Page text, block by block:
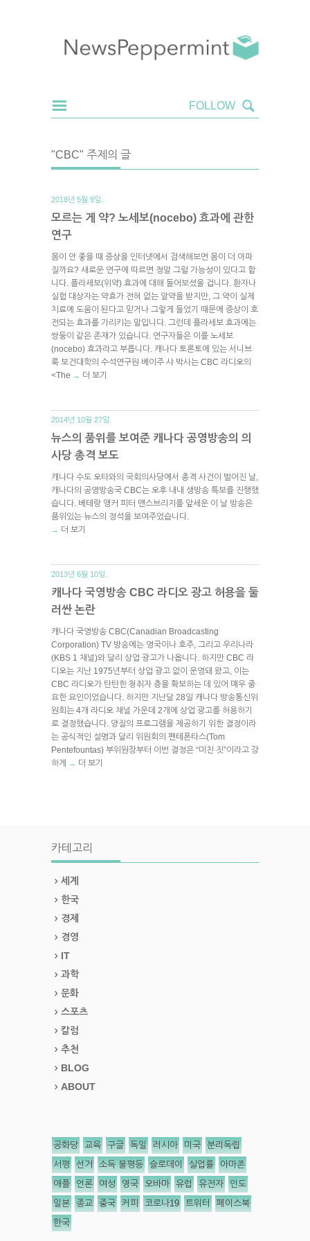
"CBC" 주제의 글
2018년 5월 9일.
모르는 게 약? 노세보(nocebo) 효과에 관한
연구
몸이 안 좋을 때 증상을 인터넷에서 검색해보면 몸이 더 아파
질까요? 새로운 연구에 따르면 정말 그럴 가능성이 있다고 합
니다. 플라세보(위약) 효과에 대해 들어보셨을 겁니다. 환자나
실험 대상자는 약효가 전혀 없는 알약을 받지만, 그 약이 실제
치료에 도움이 된다고 믿거나 그렇게 들었기 때문에 증상이 호
전되는 효과를 가리키는 말입니다. 그런데 플라세보 효과에는
쌍둥이 같은 존재가 있습니다. 연구자들은 이를 노세보
(nocebo) 효과라고 부릅니다. 캐나다 토론토에 있는 서니브
룩 보건대학의 수석연구원 베이주 샤 박사는 CBC 라디오의
<The → 더 보기
2014년 10월 27일.
뉴스의 품위를 보여준 캐나다 공영방송의 의
사당 총격 보도
캐나다 수도 오타와의 국회의사당에서 총격 사건이 벌어진 날,
캐나다의 공영방송국 CBC는 오후 내내 생방송 특보를 진행했
습니다. 베테랑 앵커 피터 맨스브리지를 앞세운 이 날 방송은
품위있는 뉴스의 정석을 보여주었습니다.
→ 더 보기
2013년 6월 10일.
캐나다 국영방송 CBC 라디오 광고 허용을 둘
러싼 논란
캐나다 국영방송 CBC(Canadian Broadcasting
Corporation) TV 방송에는 영국이나 호주, 그리고 우리나라
(KBS 1 채널)와 달리 상업 광고가 나옵니다. 하지만 CBC 라
디오는 지난 1975년부터 상업 광고 없이 운영돼 왔고, 이는
CBC 라디오가 탄탄한 청취자 층을 확보하는 데 있어 매우 중
요한 요인이었습니다. 하지만 지난달 28일 캐나다 방송통신위
원회는 4개 라디오 채널 가운데 2개에 상업 광고를 허용하기
로 결정했습니다. 양질의 프로그램을 제공하기 위한 결정이라
는 공식적인 설명과 달리 위원회의 펜테폰타스(Tom
Pentefountas) 부위원장부터 이번 결정은 “미친 짓”이라고 강
하게
→ 더 보기
카테고리
세계
한국
경제
경영
IT
과학
문화
스포츠
칼럼
추천
BLOG
ABOUT
공화당 교육 구글 독일 러시아 미국 분리독립
서평 선거 소득 불평등 슬로데이 실업률 아마존
애플 언론 여성 영국 오바마 유럽 유전자 인도
일본 종교 중국 커피 코로나19 트위터 페이스북
한국